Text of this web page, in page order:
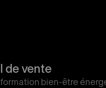
quelques clics
Blog
Astuces et tutoriels
de vente
bien-être